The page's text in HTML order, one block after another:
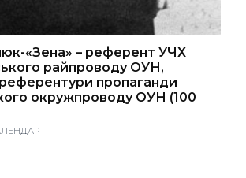
«Зена» – референт УЧХ
райпроводу ОУН,
пропаганди
окружпроводу ОУН (100